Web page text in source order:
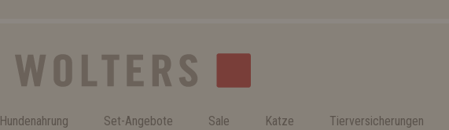
Hundenahrung Set-Angebote Sale Katze Tierversicherungen